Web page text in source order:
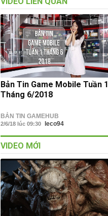
Bản Tin Game Mobile Tuần 1
Tháng 6/2018
BẢN TIN GAMEHUB
2/6/18 lúc 09:30 leco94
VIDEO MỚI